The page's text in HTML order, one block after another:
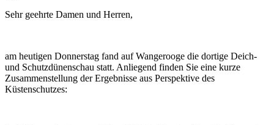
Sehr geehrte Damen und Herren,
am heutigen Donnerstag fand auf Wangerooge die dortige Deich-
und Schutzdünenschau statt. Anliegend finden Sie eine kurze
Zusammenstellung der Ergebnisse aus Perspektive des
Küstenschutzes: